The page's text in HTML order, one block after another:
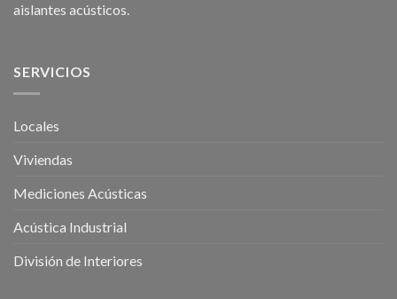
aislantes acústicos.
SERVICIOS
Locales
Viviendas
Mediciones Acústicas
Acústica Industrial
División de Interiores